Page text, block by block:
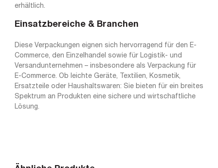
erhältlich.
Einsatzbereiche & Branchen
Diese Verpackungen eignen sich hervorragend für den E-
Commerce, den Einzelhandel sowie für Logistik- und
Versandunternehmen – insbesondere als Verpackung für
E-Commerce. Ob leichte Geräte, Textilien, Kosmetik,
Ersatzteile oder Haushaltswaren: Sie bieten für ein breites
Spektrum an Produkten eine sichere und wirtschaftliche
Lösung.